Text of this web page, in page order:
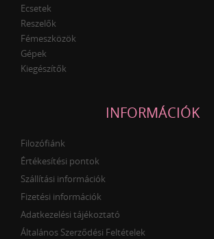
Ecsetek
Reszelők
Fémeszközök
Gépek
Kiegészítők
INFORMÁCIÓK
Filozófiánk
Értékesítési pontok
Szállítási információk
Fizetési információk
Adatkezelési tájékoztató
Általános Szerződési Feltételek